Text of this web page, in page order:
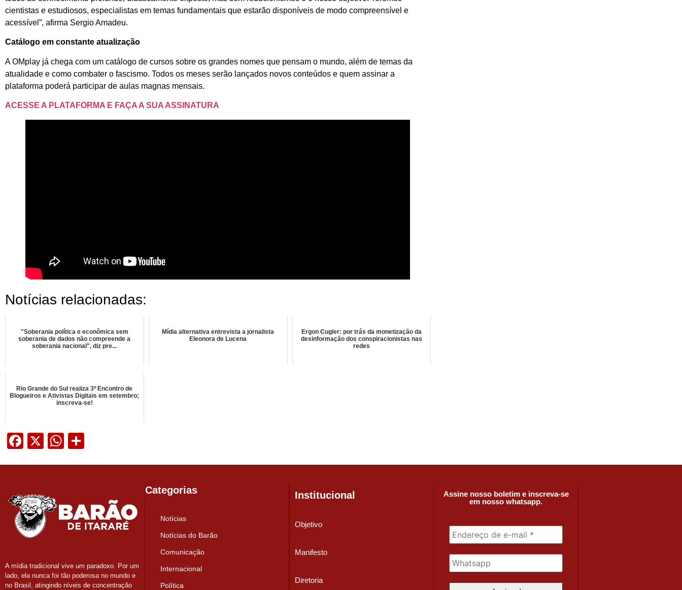
cientistas e estudiosos, especialistas em temas fundamentais que estarão disponíveis de modo compreensível e
acessível”, afirma Sergio Amadeu.
Catálogo em constante atualização
A OMplay já chega com um catálogo de cursos sobre os grandes nomes que pensam o mundo, além de temas da
atualidade e como combater o fascismo. Todos os meses serão lançados novos conteúdos e quem assinar a
plataforma poderá participar de aulas magnas mensais.
ACESSE A PLATAFORMA E FAÇA A SUA ASSINATURA
Notícias relacionadas:
"Soberania política e econômica sem
soberania de dados não compreende a
soberania nacional", diz pre...
Mídia alternativa entrevista a jornalista
Eleonora de Lucena
Ergon Cugler: por trás da monetização da
desinformação dos conspiracionistas nas
redes
Rio Grande do Sul realiza 3º Encontro de
Blogueiros e Ativistas Digitais em setembro;
inscreva-se!
Facebook
X WhatsApp
A mídia tradicional vive um paradoxo. Por um
lado, ela nunca foi tão poderosa no mundo e
no Brasil, atingindo níveis de concentração
Categorias
Notícias
Notícias do Barão
Comunicação
Internacional
Política
Institucional
Objetivo
Manifesto
Diretoria
Assine nosso boletim e inscreva-se
em nosso whatsapp.